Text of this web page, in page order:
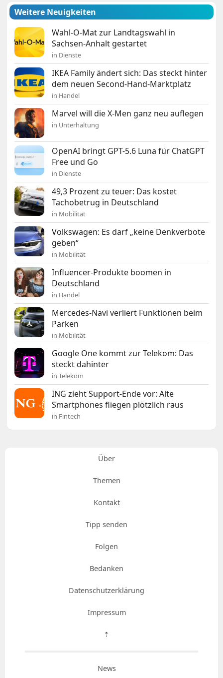
Weitere Neuigkeiten
Wahl-O-Mat zur Landtagswahl in
Sachsen-Anhalt gestartet
in Dienste
IKEA Family ändert sich: Das steckt hinter
dem neuen Second-Hand-Marktplatz
in Handel
Marvel will die X-Men ganz neu auflegen
in Unterhaltung
OpenAI bringt GPT-5.6 Luna für ChatGPT
Free und Go
in Dienste
49,3 Prozent zu teuer: Das kostet
Tachobetrug in Deutschland
in Mobilität
Volkswagen: Es darf „keine Denkverbote
geben“
in Mobilität
Influencer-Produkte boomen in
Deutschland
in Handel
Mercedes-Navi verliert Funktionen beim
Parken
in Mobilität
Google One kommt zur Telekom: Das
steckt dahinter
in Telekom
ING zieht Support-Ende vor: Alte
Smartphones fliegen plötzlich raus
in Fintech
Über
Themen
Kontakt
Tipp senden
Folgen
Bedanken
Datenschutzerklärung
Impressum
⇡
News